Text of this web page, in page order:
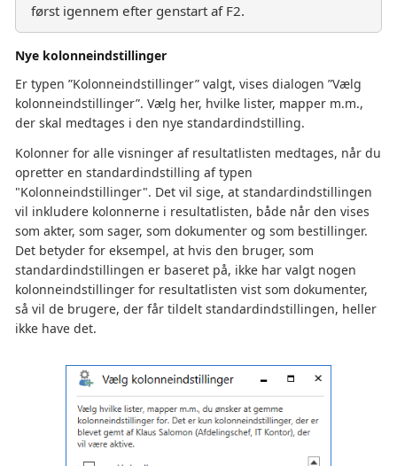
først igennem efter genstart af F2.
Nye kolonneindstillinger
Er typen ”Kolonneindstillinger” valgt, vises dialogen ”Vælg
kolonneindstillinger”. Vælg her, hvilke lister, mapper m.m.,
der skal medtages i den nye standardindstilling.
Kolonner for alle visninger af resultatlisten medtages, når du
opretter en standardindstilling af typen
"Kolonneindstillinger". Det vil sige, at standardindstillingen
vil inkludere kolonnerne i resultatlisten, både når den vises
som akter, som sager, som dokumenter og som bestillinger.
Det betyder for eksempel, at hvis den bruger, som
standardindstillingen er baseret på, ikke har valgt nogen
kolonneindstillinger for resultatlisten vist som dokumenter,
så vil de brugere, der får tildelt standardindstillingen, heller
ikke have det.